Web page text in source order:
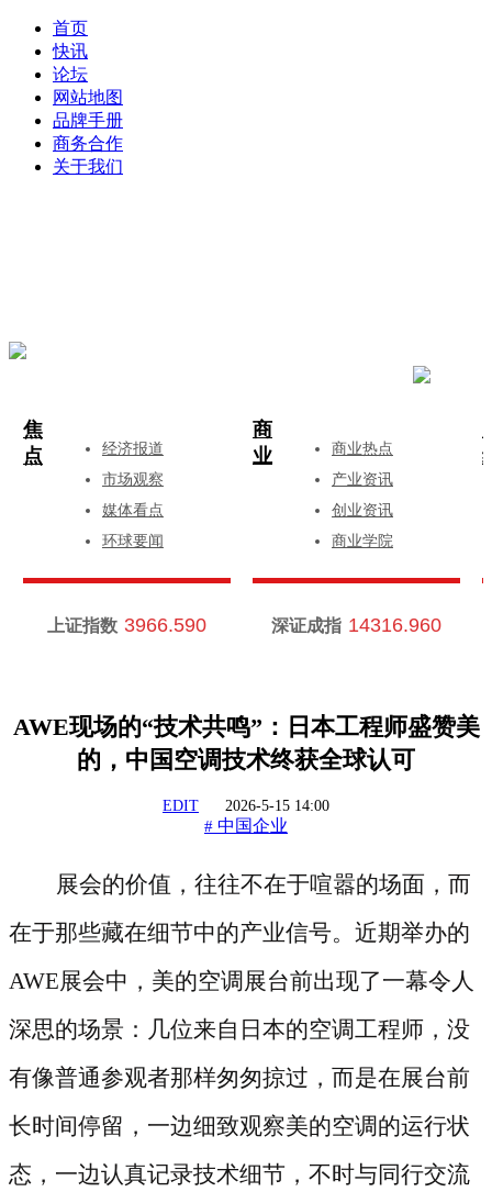
首页
快讯
论坛
网站地图
品牌手册
商务合作
关于我们
焦
点
经济报道
市场观察
媒体看点
环球要闻
商
业
商业热点
产业资讯
创业资讯
商业学院
上证指数 3966.590 深证成指 14316.960
AWE现场的“技术共鸣”：日本工程师盛赞美
的，中国空调技术终获全球认可
EDIT 2026-5-15 14:00
# 中国企业
展会的价值，往往不在于喧嚣的场面，而
在于那些藏在细节中的产业信号。近期举办的
AWE展会中，美的空调展台前出现了一幕令人
深思的场景：几位来自日本的空调工程师，没
有像普通参观者那样匆匆掠过，而是在展台前
长时间停留，一边细致观察美的空调的运行状
态，一边认真记录技术细节，不时与同行交流